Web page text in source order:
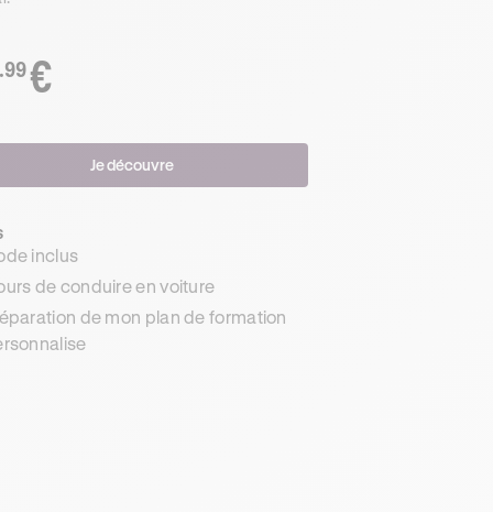
.99€
Je découvre
inclus
de conduire en voiture
de mon plan de formation